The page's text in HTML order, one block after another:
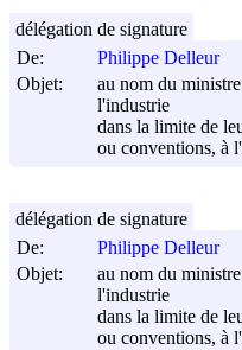
De:
Philippe Delleur
Objet:
au nom du
l'industrie
dans la limite de
ou conventions, à
délégation de signature
De:
Philippe Delleur
Objet:
au nom du
l'industrie
dans la limite de
ou conventions, à
délégation de signature